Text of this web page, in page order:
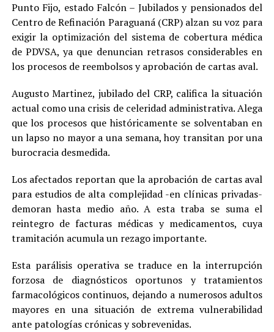
Punto Fijo, estado Falcón – Jubilados y pensionados del
Centro de Refinación Paraguaná (CRP) alzan su voz para
exigir la optimización del sistema de cobertura médica
de PDVSA, ya que denuncian retrasos considerables en
los procesos de reembolsos y aprobación de cartas aval.
Augusto Martinez, jubilado del CRP, califica la situación
actual como una crisis de celeridad administrativa. Alega
que los procesos que históricamente se solventaban en
un lapso no mayor a una semana, hoy transitan por una
burocracia desmedida.
Los afectados reportan que la aprobación de cartas aval
para estudios de alta complejidad -en clínicas privadas-
demoran hasta medio año. A esta traba se suma el
reintegro de facturas médicas y medicamentos, cuya
tramitación acumula un rezago importante.
Esta parálisis operativa se traduce en la interrupción
forzosa de diagnósticos oportunos y tratamientos
farmacológicos continuos, dejando a numerosos adultos
mayores en una situación de extrema vulnerabilidad
ante patologías crónicas y sobrevenidas.